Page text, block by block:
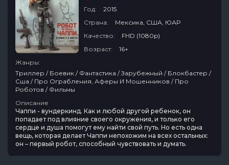
Год:
2015
Страна:
Мексика, США, ЮАР
Качество:
FHD (1080p)
Возраст:
16+
Жанры:
Триллер / Боевик / Фантастика / Зарубежный / Блокбастер /
Сша / Про Ограбления, Аферы И Мошенников / Про
Роботов / Фильмы
Описание
Чаппи - вундеркинд. Как и любой другой ребенок, он
попадает под влияние своего окружения, и только его
сердце и душа помогут ему найти свой путь. Но есть одна
вещь, которая делает Чаппи непохожим на всех остальных:
он – первый робот, способный чувствовать и думать.